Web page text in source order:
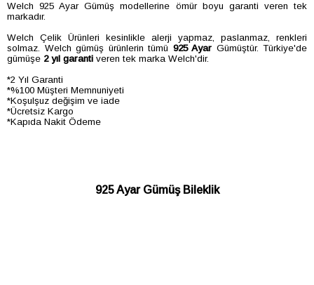
Welch 925 Ayar Gümüş modellerine ömür boyu garanti veren tek
markadır.
Welch Çelik Ürünleri kesinlikle alerji yapmaz, paslanmaz, renkleri
solmaz. Welch gümüş ürünlerin tümü 925 Ayar Gümüştür. Türkiye'de
gümüşe 2 yıl garanti veren tek marka Welch'dir.
*2 Yıl Garanti
*%100 Müşteri Memnuniyeti
*Koşulşuz değişim ve iade
*Ücretsiz Kargo
*Kapıda Nakit Ödeme
925 Ayar Gümüş Bileklik